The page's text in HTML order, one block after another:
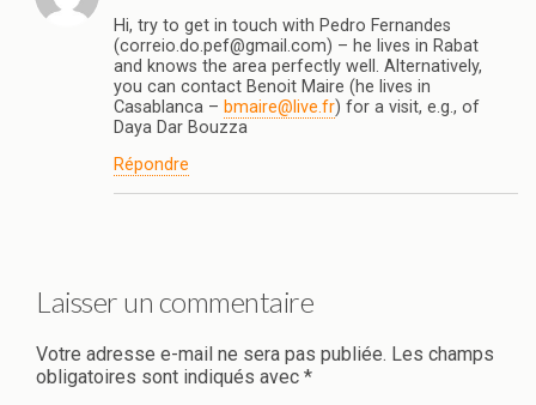
Hi, try to get in touch with Pedro Fernandes
(correio.do.pef@gmail.com) – he lives in Rabat
and knows the area perfectly well. Alternatively,
you can contact Benoit Maire (he lives in
Casablanca – bmaire@live.fr) for a visit, e.g., of
Daya Dar Bouzza
Répondre
Laisser un commentaire
Votre adresse e-mail ne sera pas publiée. Les champs
obligatoires sont indiqués avec *